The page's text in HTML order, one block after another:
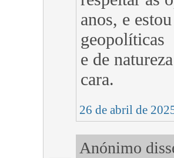
anos, e
geopolíticas
e de
cara.
26 de abril de
Anónimo